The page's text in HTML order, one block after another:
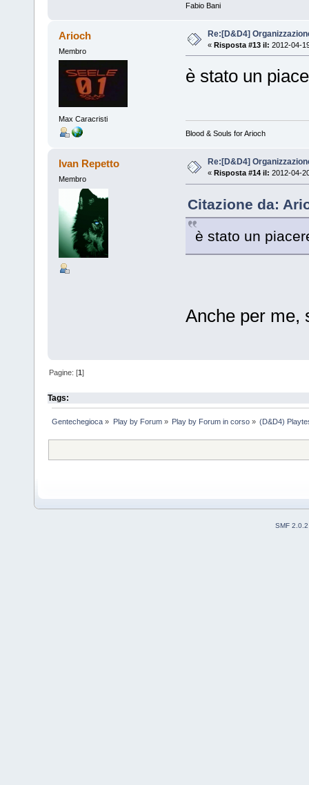
Fabio Bani
Arioch
Membro
Max Caracristi
Re:[D&D4]
« Risposta #13 il: 2012-04-
è stato un
Blood & Souls for Arioch
Ivan Repetto
Membro
Re:[D&D4]
« Risposta #14 il: 2012-04-
Citazione da:
è stato un
Anche per me,
Pagine: [1]
Tags:
Gentechegioca » Play by Forum» Play by Forum in corso» (D&D4)
SMF 2.0.2